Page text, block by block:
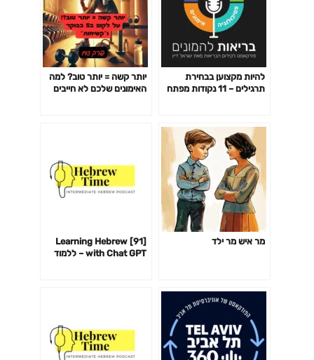
להיות מקצוען בבחירת
תרגילים – 11 נקודות מפתח
יותר קשה = יותר טוב? למה
האימונים שלכם לא חייבים
מר איש מר ילד
[91] Learning Hebrew
with Chat GPT – ללמוד